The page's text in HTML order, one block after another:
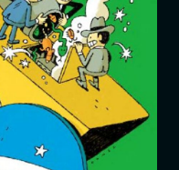
Notícias
Entrar